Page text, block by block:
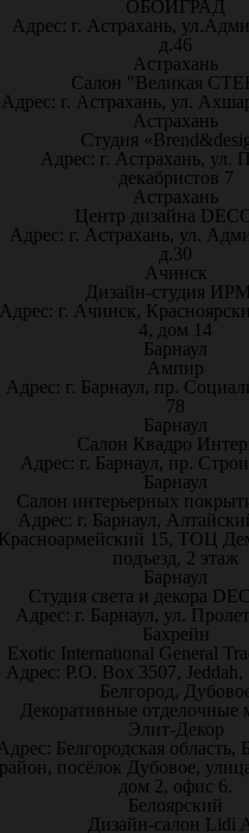
ОБОИГРАД
Адрес: г. Астрахань,
д.46
Астрахань
Салон "Великая
Адрес: г. Астрахань, ул.
Астрахань
Студия
Адрес: г. Астрахань, ул.
декабристов 7
Астрахань
Центр дизайна
Адрес: г. Астрахань, ул.
д.30
Ачинск
Дизайн-студия
Адрес: г. Ачинск,
4, дом 14
Барнаул
Ампир
Адрес: г. Барнаул, пр.
78
Барнаул
Салон Квадро
Адрес: г. Барнаул, пр.
Барнаул
Салон интерьерных
Адрес: г. Барнаул,
15, ТОЦ
подъезд, 2 этаж
Барнаул
Студия света и декора
Адрес: г. Барнаул, ул.
Бахрейн
Exotic International General
Адрес: P.O. Box 3507, Jeddah,
Белгород,
Декоративные отделочные
Элит-Декор
Белгородская область,
посёлок Дубовое,
дом 2, офис 6.
Белоярский
Дизайн-салон Lidi